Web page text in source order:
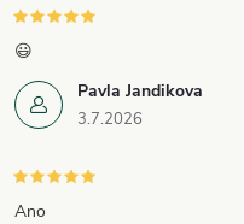
Pavla Jandikova
3.7.2026
😃
Ano